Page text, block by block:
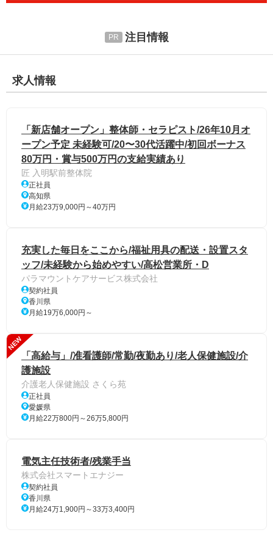
注目情報
求人情報
「新店舗オープン」整体師・セラピスト/26年10月オ
ープン予定 未経験可/20〜30代活躍中/初回ボーナス
80万円・賞与500万円の支給実績あり
匠 入明駅前整体院
正社員
高知県
月給23万9,000円～40万円
充実した毎日をここから/福祉用具の配送・設置スタ
ッフ/未経験から始めやすい/高松営業所・D
パラマウントケアサービス株式会社
契約社員
香川県
月給19万6,000円～
NEW
「高給与」/准看護師/常勤/夜勤あり/老人保健施設/介
護施設
介護老人保健施設 さくら苑
正社員
愛媛県
月給22万800円～26万5,800円
電気主任技術者/残業手当
株式会社スマートエナジー
契約社員
香川県
月給24万1,900円～33万3,400円